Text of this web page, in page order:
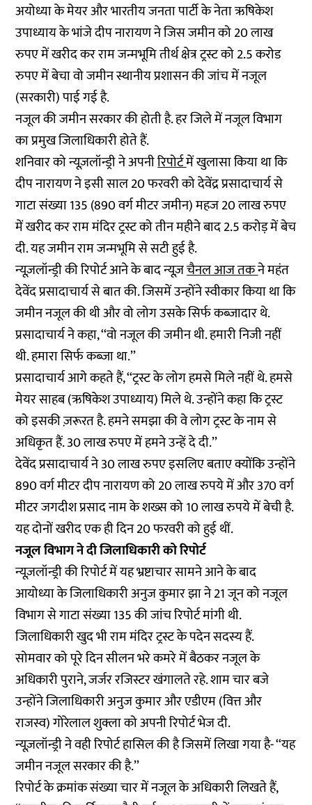
अयोध्या के मेयर और भारतीय जनता पार्टी के नेता ऋषिकेश
उपाध्याय के भांजे दीप नारायण ने जिस जमीन को 20 लाख
रुपए में खरीद कर राम जन्मभूमि तीर्थ क्षेत्र ट्रस्ट को 2.5 करोड
रुपए में बेचा वो जमीन स्थानीय प्रशासन की जांच में नजूल
(सरकारी) पाई गई है.
नजूल की जमीन सरकार की होती है. हर जिले में नजूल विभाग
का प्रमुख जिलाधिकारी होते हैं.
शनिवार को न्यूज़लॉन्ड्री ने अपनीरिपोर्टमें खुलासा किया था कि
दीप नारायण ने इसी साल 20 फरवरी को देवेंद्र प्रसादाचार्य से
गाटा संख्या 135 (890 वर्ग मीटर जमीन) महज 20 लाख रुपए
में खरीद कर राम मंदिर ट्रस्ट को तीन महीने बाद 2.5 करोड़ में बेच
दी. यह जमीन राम जन्मभूमि से सटी हुई है.
न्यूज़लॉन्ड्री की रिपोर्ट आने के बाद न्यूज़चैनल आज तकने महंत
देवेंद प्रसादाचार्य से बात की. जिसमें उन्होंने स्वीकार किया था कि
जमीन नजूल की थी और वो लोग उसके सिर्फ कब्जादार थे.
प्रसादाचार्य ने कहा, ‘‘वो नजूल की जमीन थी. हमारी निजी नहीं
थी. हमारा सिर्फ कब्जा था.’’
प्रसादाचार्य आगे कहते हैं, ‘‘ट्रस्ट के लोग हमसे मिले नहीं थे. हमसे
मेयर साहब (ऋषिकेश उपाध्याय) मिले थे. उन्होंने कहा कि ट्रस्ट
को इसकी ज़रूरत है. हमने समझा की वे लोग ट्रस्ट के नाम से
अधिकृत हैं. 30 लाख रुपए में हमने उन्हें दे दी.’’
देवेंद प्रसादाचार्य ने 30 लाख रुपए इसलिए बताए क्योंकि उन्होंने
890 वर्ग मीटर दीप नारायण को 20 लाख रुपये में और 370 वर्ग
मीटर जगदीश प्रसाद नाम के शख्स को 10 लाख रुपये में बेची है.
यह दोनों खरीद एक ही दिन 20 फरवरी को हुई थीं.
नजूल विभाग ने दी जिलाधिकारी को रिपोर्ट
न्यूज़लॉन्ड्री की रिपोर्ट में यह भ्रष्टाचार सामने आने के बाद
आयोध्या के जिलाधिकारी अनुज कुमार झा ने 21 जून को नजूल
विभाग से गाटा संख्या 135 की जांच रिपोर्ट मांगी थी.
जिलाधिकारी खुद भी राम मंदिर ट्रस्ट के पदेन सदस्य हैं.
सोमवार को पूरे दिन सीलन भरे कमरे में बैठकर नजूल के
अधिकारी पुराने, जर्जर रजिस्टर खंगालते रहे. शाम चार बजे
उन्होंने जिलाधिकारी अनुज कुमार और एडीएम (वित्त और
राजस्व) गोरेलाल शुक्ला को अपनी रिपोर्ट भेज दी.
न्यूज़लॉन्ड्री ने वही रिपोर्ट हासिल की है जिसमें लिखा गया है- ‘‘यह
जमीन नजूल सरकार की है.’’
रिपोर्ट के क्रमांक संख्या चार में नजूल के अधिकारी लिखते हैं,